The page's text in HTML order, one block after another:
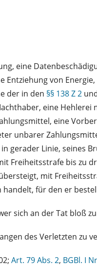
eine
Entziehung von
der in den §§ 138 Z 2
eine Hehlerei
eine
unbarer
gerader Linie, seines
Freiheitsstrafe bis zu
mit
handelt, für den er
sich an der Tat bloß
des Verletzten zu
Art. 79 Abs. 2, BGBl. I